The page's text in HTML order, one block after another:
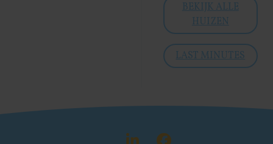
BEKIJK ALLE
HUIZEN
LAST MINUTES
Visit LinkedIn
Visit